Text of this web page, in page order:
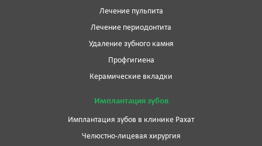
Лечение пульпита
Лечение периодонтита
Удаление зубного камня
Профгигиена
Керамические вкладки
Имплантация зубов
Имплантация зубов в клинике Рахат
Челюстно-лицевая хирургия